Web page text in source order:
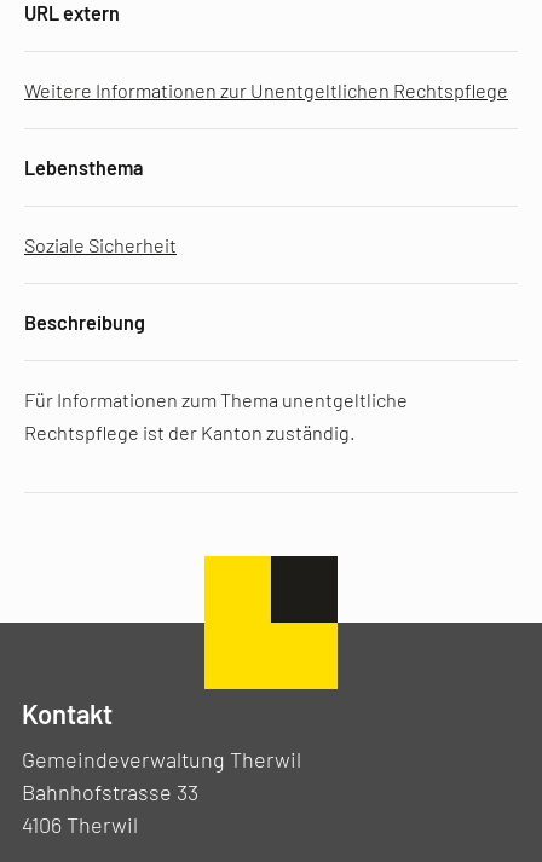
URL extern
Weitere Informationen zur Unentgeltlichen Rechtspflege
Lebensthema
Soziale Sicherheit
Beschreibung
Für Informationen zum Thema unentgeltliche
Rechtspflege ist der Kanton zuständig.
Kontakt
Gemeindeverwaltung Therwil
Bahnhofstrasse 33
4106 Therwil